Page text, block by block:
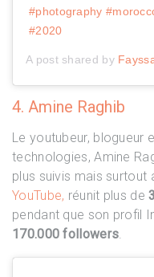
#photography
#2020
A post shared by
4. Amine Raghib
Le youtubeur, blogueur
technologies, Amine
plus suivis mais surtout
YouTube, réunit plus de
pendant que son profil
170.000 followers.